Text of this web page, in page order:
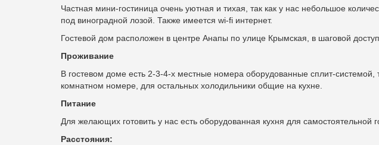
Частная мини-гостиница очень уютная и тихая, так как у нас небольшое
под виноградной лозой. Также имеется wi-fi интернет.
Гостевой дом расположен в центре Анапы по улице Крымская, в шаговой
Проживание
В гостевом доме есть 2-3-4-х местные номера оборудованные сплит-
комнатном номере, для остальных холодильники общие на кухне.
Питание
Для желающих готовить у нас есть оборудованная кухня для самостоятельной
Расстояния: